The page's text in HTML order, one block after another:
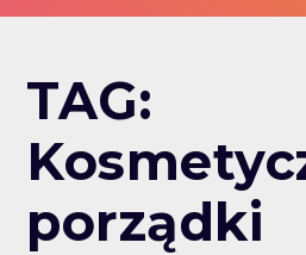
TAG:
porządki